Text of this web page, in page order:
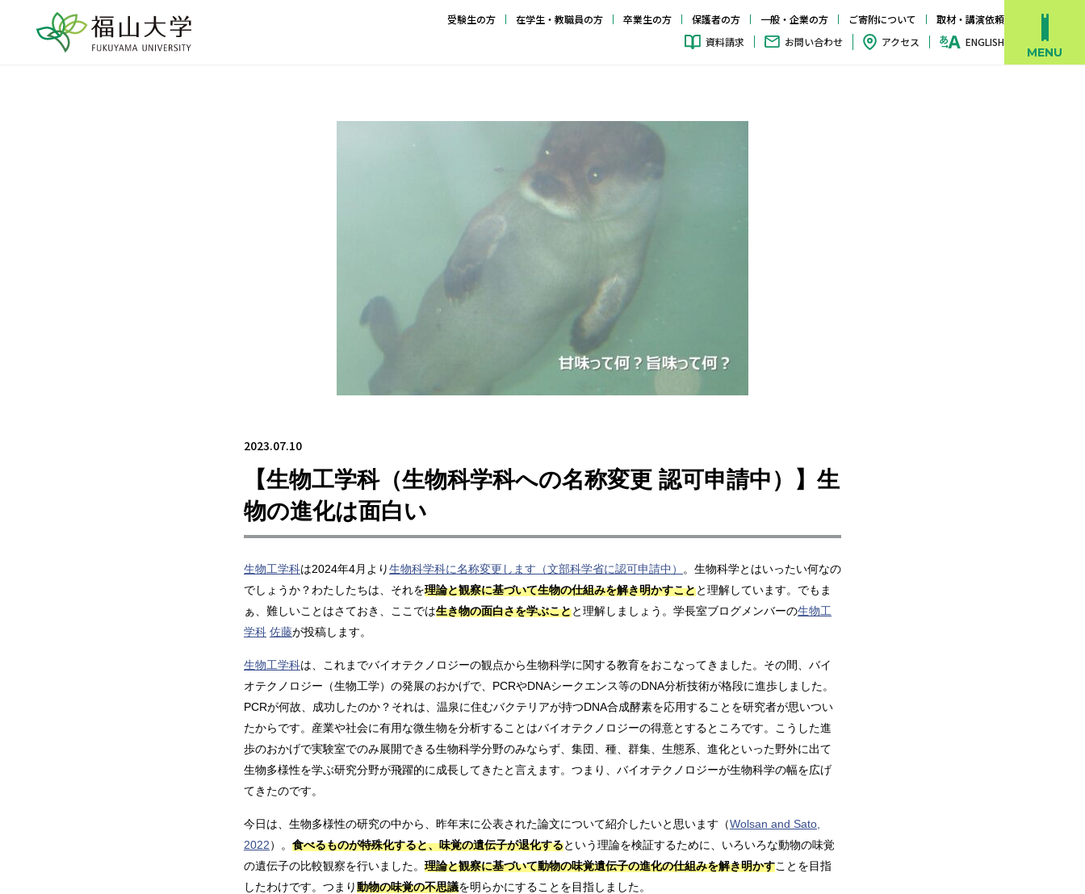
受験生の方 在学生・教職員の方 卒業生の方 保護者の方 一般・企業の方 ご寄附について
取材・講演依頼
資料請求
お問い合わせ アクセス ENGLISH
2023.07.10
【生物工学科（生物科学科への名称変更 認可申請中）】生
物の進化は面白い
生物工学科は2024年4月より生物科学科に名称変更します（文部科学省に認可申請中）
。生物科学とはいったい何なの
でしょうか？わたしたちは、それを理論と観察に基づいて生物の仕組みを解き明かすことと理解しています。でもま
ぁ、難しいことはさておき、ここでは生き物の面白さを学ぶことと理解しましょう。学長室ブログメンバーの生物工
学科 佐藤が投稿します。
生物工学科は、これまでバイオテクノロジーの観点から生物科学に関する教育をおこなってきました。その間、バイ
オテクノロジー（生物工学）の発展のおかげで、PCRやDNAシークエンス等のDNA分析技術が格段に進歩しました。
PCRが何故、成功したのか？それは、温泉に住むバクテリアが持つDNA合成酵素を応用することを研究者が思いつい
たからです。産業や社会に有用な微生物を分析することはバイオテクノロジーの得意とするところです。こうした進
歩のおかげで実験室でのみ展開できる生物科学分野のみならず、集団、種、群集、生態系、進化といった野外に出て
生物多様性を学ぶ研究分野が飛躍的に成長してきたと言えます。つまり、バイオテクノロジーが生物科学の幅を広げ
てきたのです。
今日は、生物多様性の研究の中から、昨年末に公表された論文について紹介したいと思います（Wolsan and Sato,
2022）。 食べるものが特殊化すると、味覚の遺伝子が退化するという理論を検証するために、いろいろな動物の味覚
の遺伝子の比較観察を行いました。 理論と観察に基づいて動物の味覚遺伝子の進化の仕組みを解き明かすことを目指
したわけです。つまり動物の味覚の不思議を明らかにすることを目指しました。